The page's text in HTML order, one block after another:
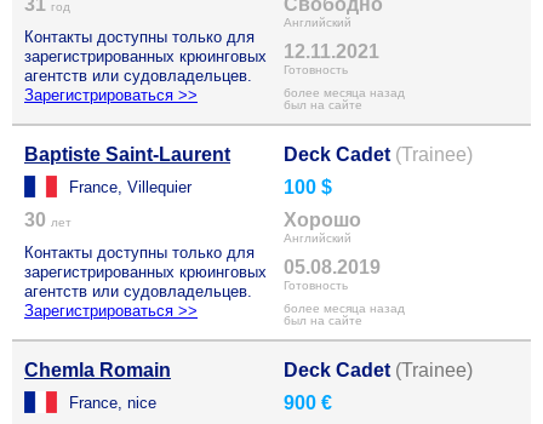
31 год
Контакты доступны только для
зарегистрированных крюинговых
агентств или судовладельцев.
Зарегистрироваться >>
Свободно
Английский
12.11.2021
Готовность
более месяца назад
был на сайте
Baptiste Saint-Laurent
France, Villequier
30 лет
Контакты доступны только для
зарегистрированных крюинговых
агентств или судовладельцев.
Зарегистрироваться >>
Deck Cadet (Trainee)
100 $
Хорошо
Английский
05.08.2019
Готовность
более месяца назад
был на сайте
Chemla Romain
France, nice
Deck Cadet (Trainee)
900 €